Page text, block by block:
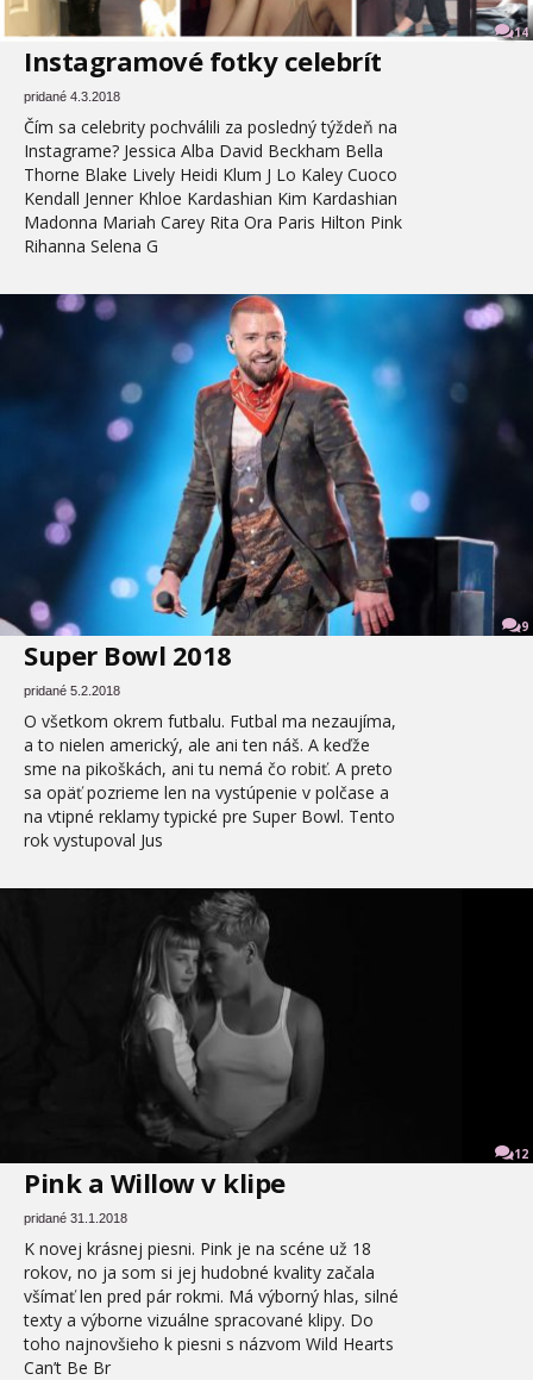
14
Instagramové fotky celebrít
pridané 4.3.2018
Čím sa celebrity pochválili za posledný týždeň na
Instagrame? Jessica Alba David Beckham Bella
Thorne Blake Lively Heidi Klum J Lo Kaley Cuoco
Kendall Jenner Khloe Kardashian Kim Kardashian
Madonna Mariah Carey Rita Ora Paris Hilton Pink
Rihanna Selena G
9
Super Bowl 2018
pridané 5.2.2018
O všetkom okrem futbalu. Futbal ma nezaujíma,
a to nielen americký, ale ani ten náš. A keďže
sme na pikoškách, ani tu nemá čo robiť. A preto
sa opäť pozrieme len na vystúpenie v polčase a
na vtipné reklamy typické pre Super Bowl. Tento
rok vystupoval Jus
12
Pink a Willow v klipe
pridané 31.1.2018
K novej krásnej piesni. Pink je na scéne už 18
rokov, no ja som si jej hudobné kvality začala
všímať len pred pár rokmi. Má výborný hlas, silné
texty a výborne vizuálne spracované klipy. Do
toho najnovšieho k piesni s názvom Wild Hearts
Can’t Be Br